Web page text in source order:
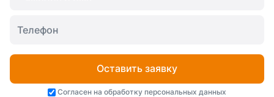
Оставить заявку
Согласен на обработку персональных данных